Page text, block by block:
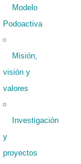
Modelo
Podoactiva
Misión,
visión y
valores
Investigación
y
proyectos